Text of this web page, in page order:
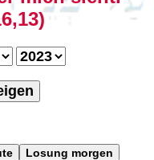
Losung morgen